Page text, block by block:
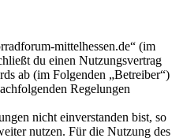
mittelhessen.de“ (im
du einen Nutzungsvertrag
ab (im Folgenden „Betreiber“)
Regelungen
nicht einverstanden bist, so
nutzen. Für die Nutzung des